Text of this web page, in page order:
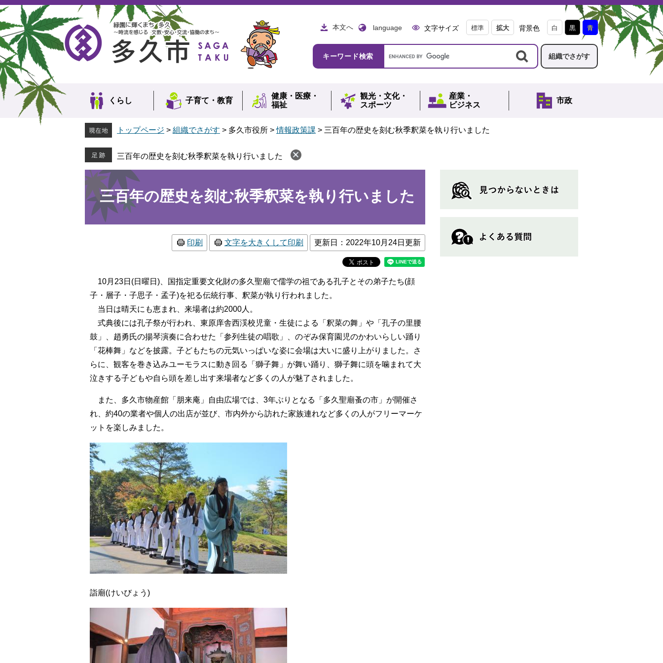
ペ
ー
ジ
の
先
頭
で
す。
メ
ニ
ュ
ー
を
飛
ば
し
て
本
本文へ language 文字サイズ 標準 拡大 背景色 白 黒 青
キーワード検索
カ
ス
検
索
組織でさがす
くらし 子育て・ 教育
健康・ 医療・
福祉
観光・ 文化・
スポーツ
産業・
ビジネス
市政
トップページ > 組織でさがす > 多久市役所 >情報政策課 > 三百年の歴史を刻む秋季釈菜を執り行いました
三百年の歴史を刻む秋季釈菜を執り行いました
本
文
三百年の歴史を刻む秋季釈菜を執り行いました
印刷 文字を大きくして印刷 更新日：2022年10月24日更新
10月23日(日曜日)、国指定重要文化財の多久聖廟で儒学の祖である孔子とその弟子たち(顔
子・層子・子思子・孟子)を祀る伝統行事、釈菜が執り行われました。
当日は晴天にも恵まれ、来場者は約2000人。
式典後には孔子祭が行われ、東原庠舎西渓校児童・生徒による「釈菜の舞」や「孔子の里腰
鼓」、趙勇氏の揚琴演奏に合わせた「参列生徒の唱歌」、のぞみ保育園児のかわいらしい踊り
「花棒舞」などを披露。子どもたちの元気いっぱいな姿に会場は大いに盛り上がりました。さ
らに、観客を巻き込みユーモラスに動き回る「獅子舞」が舞い踊り、獅子舞に頭を噛まれて大
泣きする子どもや自ら頭を差し出す来場者など多くの人が魅了されました。
また、多久市物産館「朋来庵」自由広場では、3年ぶりとなる「多久聖廟蚤の市」が開催さ
れ、約40の業者や個人の出店が並び、市内外から訪れた家族連れなど多くの人がフリーマーケ
ットを楽しみました。
詣廟(けいびょう)